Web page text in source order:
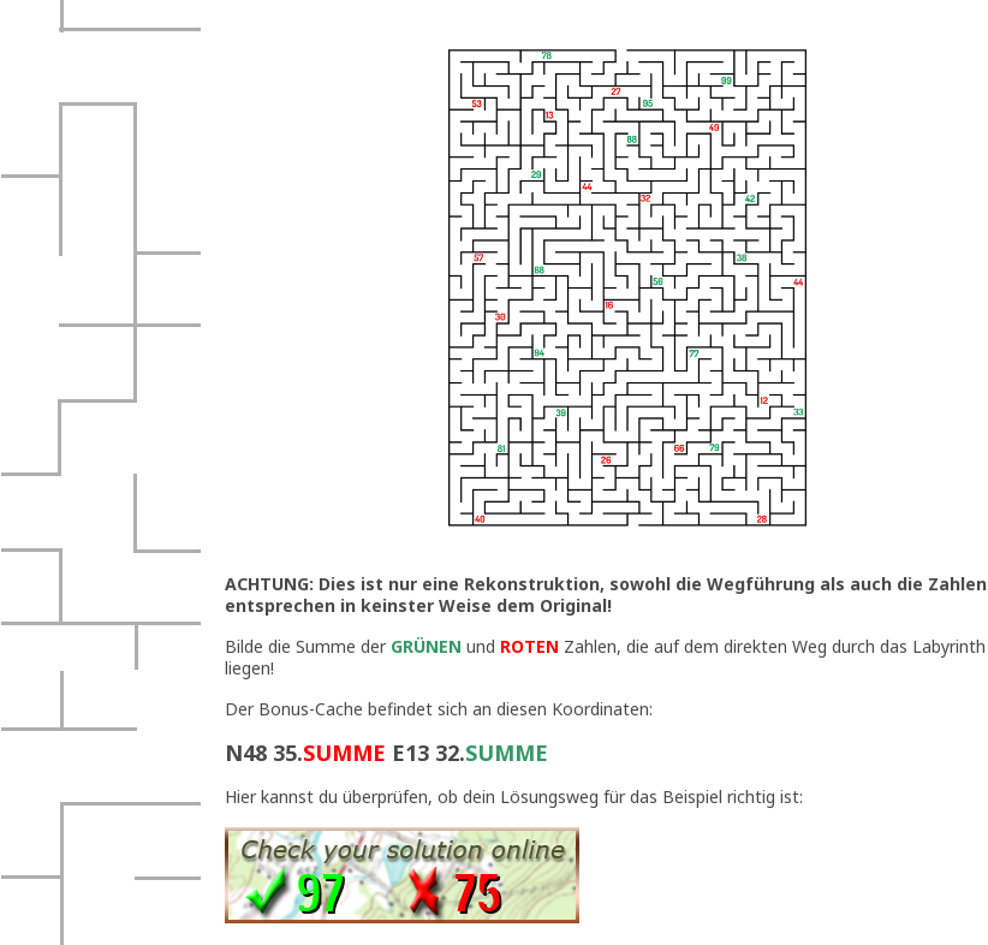
ACHTUNG: Dies ist nur eine Rekonstruktion, sowohl die Wegführung als auch die Zahlen
entsprechen in keinster Weise dem Original!
Bilde die Summe der GRÜNEN und ROTEN Zahlen, die auf dem direkten Weg durch das Labyrinth
liegen!
Der Bonus-Cache befindet sich an diesen Koordinaten:
N48 35.SUMME E13 32.SUMME
Hier kannst du überprüfen, ob dein Lösungsweg für das Beispiel richtig ist: